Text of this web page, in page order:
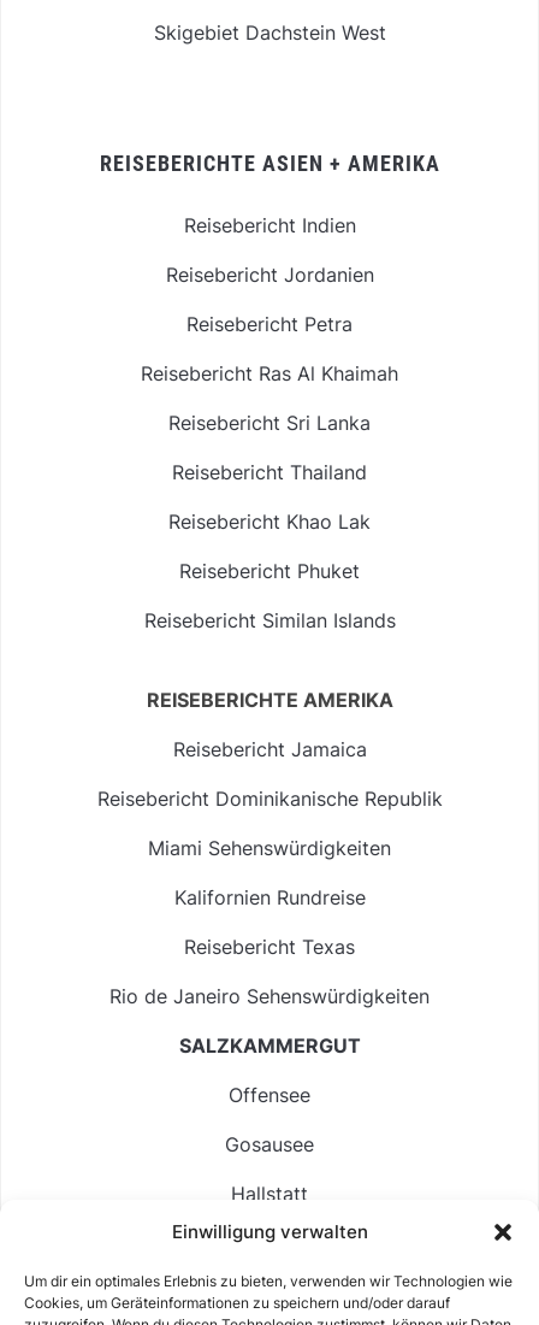
Einwilligung verwalten
Um dir ein optimales Erlebnis zu bieten, verwenden wir Technologien wie
Cookies, um Geräteinformationen zu speichern und/oder darauf
Skigebiet Dachstein West
REISEBERICHTE ASIEN + AMERIKA
Reisebericht Indien
Reisebericht Jordanien
Reisebericht Petra
Reisebericht Ras Al Khaimah
Reisebericht Sri Lanka
Reisebericht Thailand
Reisebericht Khao Lak
Reisebericht Phuket
Reisebericht Similan Islands
REISEBERICHTE AMERIKA
Reisebericht Jamaica
Reisebericht Dominikanische Republik
Miami Sehenswürdigkeiten
Kalifornien Rundreise
Reisebericht Texas
Rio de Janeiro Sehenswürdigkeiten
SALZKAMMERGUT
Offensee
Gosausee
Hallstatt
Langbathsee
Altausseer See